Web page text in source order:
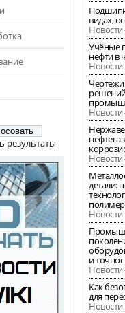
результаты
видах,
Новости
Учёные
нефти в
Новости
Новости
Новости
детали:
Новости
и
Новости
Как
для
Новости